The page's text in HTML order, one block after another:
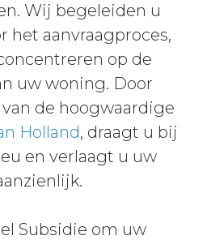
Wij begeleiden u
het aanvraagproces,
op de
uw woning. Door
de hoogwaardige
Holland, draagt u bij
en verlaagt u uw
Subsidie om uw